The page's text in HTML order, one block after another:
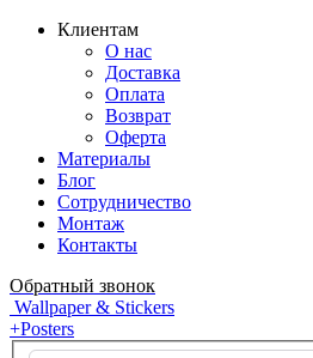
Клиентам
О нас
Доставка
Оплата
Возврат
Оферта
Материалы
Блог
Сотрудничество
Монтаж
Контакты
Обратный звонок
Wallpaper & Stickers
+Posters